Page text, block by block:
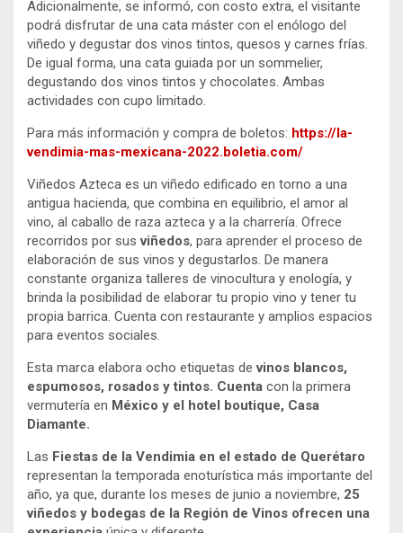
Adicionalmente, se informó, con costo extra, el visitante
podrá disfrutar de una cata máster con el enólogo del
viñedo y degustar dos vinos tintos, quesos y carnes frías.
De igual forma, una cata guiada por un sommelier,
degustando dos vinos tintos y chocolates. Ambas
actividades con cupo limitado.
Para más información y compra de boletos: https://la-
vendimia-mas-mexicana-2022.boletia.com/
Viñedos Azteca es un viñedo edificado en torno a una
antigua hacienda, que combina en equilibrio, el amor al
vino, al caballo de raza azteca y a la charrería. Ofrece
recorridos por susviñedos, para aprender el proceso de
elaboración de sus vinos y degustarlos. De manera
constante organiza talleres de vinocultura y enología, y
brinda la posibilidad de elaborar tu propio vino y tener tu
propia barrica. Cuenta con restaurante y amplios espacios
para eventos sociales.
Esta marca elabora ocho etiquetas devinos blancos,
espumosos, rosados y tintos. Cuenta con la primera
vermutería en México y el hotel boutique, Casa
Diamante.
Las Fiestas de la Vendimia en el estado de Querétaro
representan la temporada enoturística más importante del
año, ya que, durante los meses de junio a noviembre, 25
viñedos y bodegas de la Región de Vinos ofrecen una